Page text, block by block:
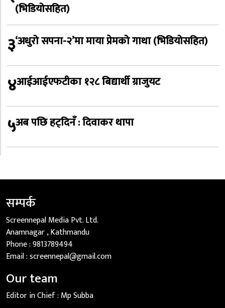
(भिडियोसहित)
३‘अधुरो सपना-२’मा माया प्रेमको गाथा (भिडियोसहित)
४आईआईएफटीका १२८ बिद्यार्थी ग्राजुयट
५अब पछि हट्दिनँ : दिवाकर थापा
सम्पर्क
Screennepal Media Pvt. Ltd.
Anamnagar , Kathmandu
Phone :9813789494
Email :screennepal@gmail.com
Our team
Editor in Chief : Mp Subba